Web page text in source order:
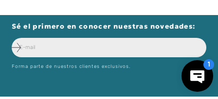
Sé el primero en conocer nuestras novedades:
Forma parte de nuestros clientes exclusivos.